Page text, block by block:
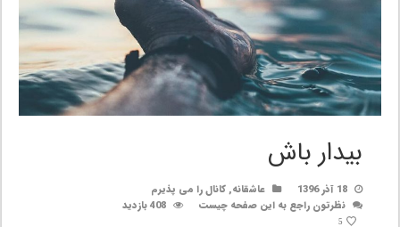
بیدار باش
18 آذر 1396 عاشقانه,کانال را می پذیرم
نظرتون راجع به این صفحه چیست
408 بازدید
5